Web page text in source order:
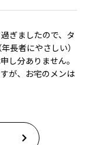
ぎましたので、タ
長者にやさしい）
し分ありません。
が、お宅のメンは